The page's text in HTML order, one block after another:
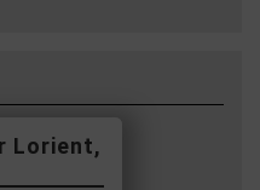
Lorient,